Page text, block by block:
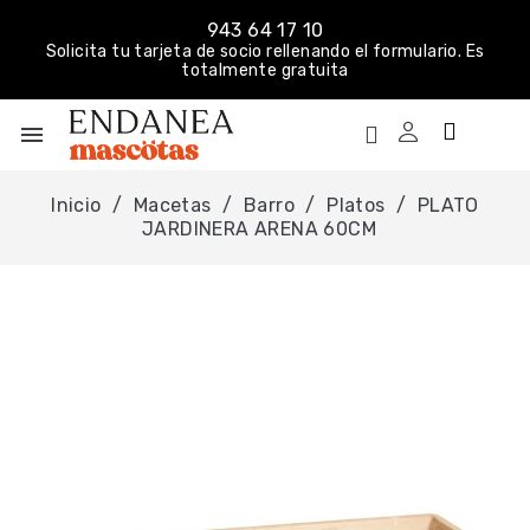
943 64 17 10
Solicita tu tarjeta de socio rellenando el formulario. Es
totalmente gratuita
menu
Inicio Macetas Barro Platos
PLATO
JARDINERA ARENA 60CM